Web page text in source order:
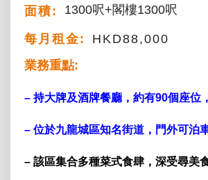
面積:
1300呎+閣樓1300呎
每月租金:
HKD88,000
業務重點:
– 持大牌及酒牌餐廳， 約有90個座位，
– 位於九龍城區知名街道 ，門外可泊
– 該區集合多種菜式食肆 ，深受尋美